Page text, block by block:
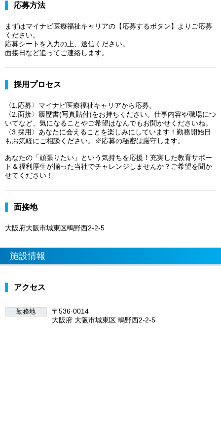
応募方法
まずはマイナビ医療福祉キャリアの【応募するボタン】よりご応募
ください。
応募シートを入力の上、送信ください。
面接日など追ってご連絡します。
採用プロセス
〈1.応募〉マイナビ医療福祉キャリアから応募。
〈2.面接〉履歴書(写真貼付)をお持ちください。仕事内容や職場につ
いてなど、気になることやご希望はなんでもお聞かせくださいね。
〈3.採用〉あなたに会えることを楽しみにしています！勤務開始日
もお気軽にご相談ください。※応募の秘密は厳守します。
あなたの「頑張りたい」という気持ちを応援！充実した教育サポー
ト＆福利厚生が揃った当社でチャレンジしませんか？ご希望を聞か
せてください！
面接地
大阪府大阪市城東区鴫野西2-2-5
施設情報
アクセス
勤務地
〒536-0014
大阪府 大阪市城東区 鴫野西2-2-5